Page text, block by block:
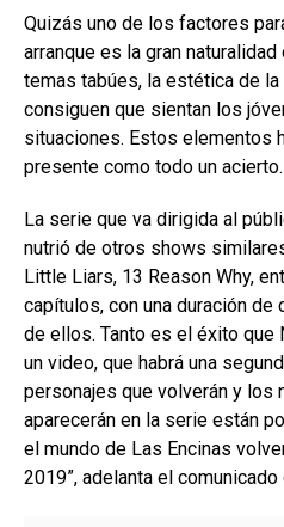
Quizás uno de los factores
arranque es la gran
temas tabúes, la estética de
consiguen que sientan los
situaciones. Estos elementos
presente como todo un acierto.
La serie que va dirigida al
nutrió de otros shows
Little Liars, 13 Reason Why,
capítulos, con una duración de
de ellos. Tanto es el éxito que
un video, que habrá una
personajes que volverán y los
aparecerán en la serie están
el mundo de Las Encinas
2019”, adelanta el comunicado